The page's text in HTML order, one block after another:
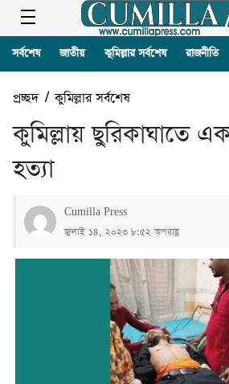
সর্বশেষ জাতীয় কুমিল্লার সর্বশেষ রাজনীতি
প্রচ্ছদ/কুমিল্লার সর্বশেষ
কুমিল্লায় ছুরিকাঘাতে
হত্যা
Cumilla Press
জুলাই ১৪, ২০২৩ ৮:৫২ অপরাহ্ণ